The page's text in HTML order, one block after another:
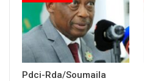
Pdci-Rda/Soumaila